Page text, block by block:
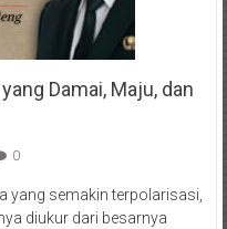
Damai, Maju, dan
0
yang semakin terpolarisasi,
diukur dari besarnya